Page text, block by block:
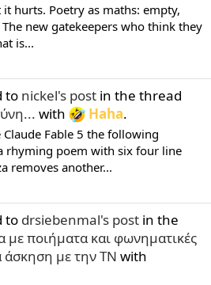
it hurts. Poetry as maths: empty,
new gatekeepers who think they
is...
to nickel's post in the thread
with Haha.
Fable 5 the following
rhyming poem with six four line
removes another...
to drsiebenmal's post in the
με ποιήματα και φωνηματικές
άσκηση με την ΤΝ with